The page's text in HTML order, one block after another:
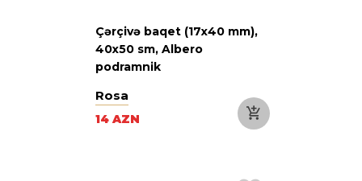
Çərçivə baqet (17х40 mm),
40х50 sm, Albero
podramnik
Rosa
14 AZN